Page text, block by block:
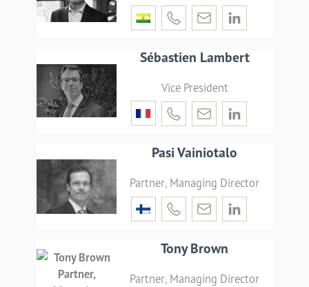
Sébastien Lambert
Vice President
Pasi Vainiotalo
Partner, Managing Director
Tony Brown
Partner, Managing Director